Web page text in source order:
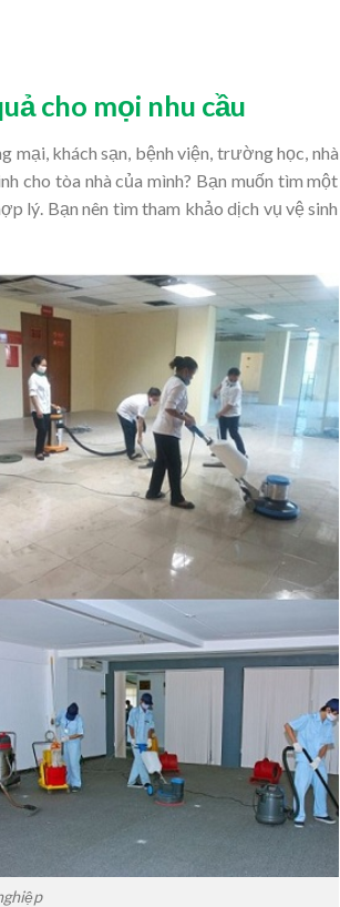
cho mọi nhu cầu
mại, khách sạn, bệnh viện, trường học, nhà
cho tòa nhà của mình? Bạn muốn tìm một
lý. Bạn nên tìm tham khảo dịch vụ vệ sinh